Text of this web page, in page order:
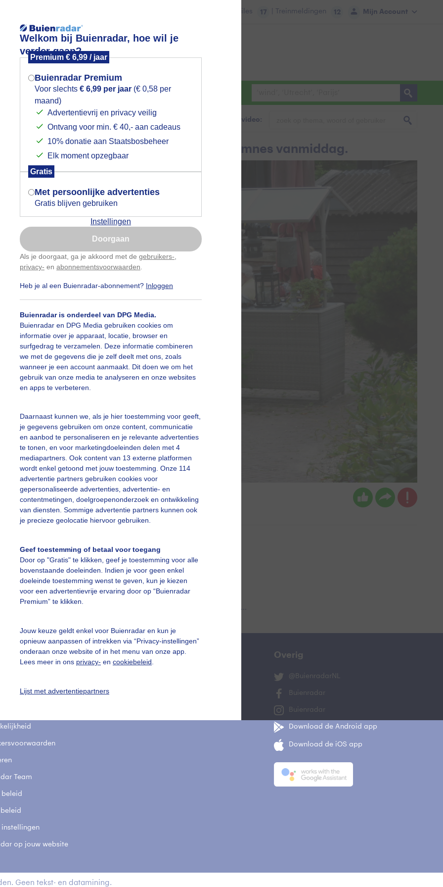
Welkom bij Buienradar, hoe wil je
verder gaan?
Premium € 6,99 / jaar
Buienradar Premium
Voor slechts € 6,99 per jaar (€ 0,58 per
maand)
Advertentievrij en privacy veilig
Ontvang voor min. € 40,- aan cadeaus
10% donatie aan Staatsbosbeheer
Elk moment opzegbaar
Gratis
Met persoonlijke advertenties
Gratis blijven gebruiken
Instellingen
Doorgaan
Als je doorgaat, ga je akkoord met de gebruikers-
privacy- en abonnementsvoorwaarden
Heb je al een Buienradar-abonnement? Inloggen
Buienradar is onderdeel van DPG Media.
Buienradar en DPG Media gebruiken cookies om
informatie over je apparaat, locatie, browser en
surfgedrag te verzamelen. Deze informatie combineren
we met de gegevens die je zelf deelt met ons, zoals
wanneer je een account aanmaakt. Dit doen we om het
gebruik van onze media te analyseren en onze websites
en apps te verbeteren.
Daarnaast kunnen we, als je hier toestemming voor geeft,
je gegevens gebruiken om onze content, communicatie
en aanbod te personaliseren en je relevante advertenties
te tonen, en voor marketingdoeleinden delen met 4
mediapartners. Ook content van 13 externe platformen
wordt enkel getoond met jouw toestemming. Onze 114
advertentie partners gebruiken cookies voor
gepersonaliseerde advertenties, advertentie- en
contentmetingen, doelgroepenonderzoek en ontwikkeling
van diensten. Sommige advertentie partners kunnen ook
je precieze geolocatie hiervoor gebruiken.
Geef toestemming of betaal voor toegang
Door op "Gratis" te klikken, geef je toestemming voor alle
bovenstaande doeleinden. Indien je voor geen enkel
doeleinde toestemming wenst te geven, kun je kiezen
voor een advertentievrije ervaring door op “Buienradar
Premium” te klikken.
Jouw keuze geldt enkel voor Buienradar en kun je
opnieuw aanpassen of intrekken via “Privacy-instellingen”
onderaan onze website of in het menu van onze app.
Lees meer in ons privacy- en cookiebeleid
Lijst met advertentiepartners
Mijn Account
Files 17 | Treinmeldingen 12
Foto en video Weerzine
Zoeken in foto & video:
en wind maar toch terrassenweer! Eemnes vanmiddag.
Chris Meewis Gemaakt: 17-06-2026, 20x bekeken
vragen
Team
beleid
instellingen
op jouw website
Mijn weer Overig
@BuienradarNL
Buienradar
Buienradar
Download de Android app
Download de iOS app
Geen tekst- en datamining.
Mogen we je locatie gebruiken voor
het weer?
Indien je hier nog geen akkoord op hebt
gegeven, verschijnt er zo een pop-up uit
je browser waarin deze toestemming
gevraagd wordt.
Is goed, toon de popup
Nu niet, misschien later
Gebruik je Safari en wil je niet elke dag deze pop-up
Klikhierom dit aan te passen